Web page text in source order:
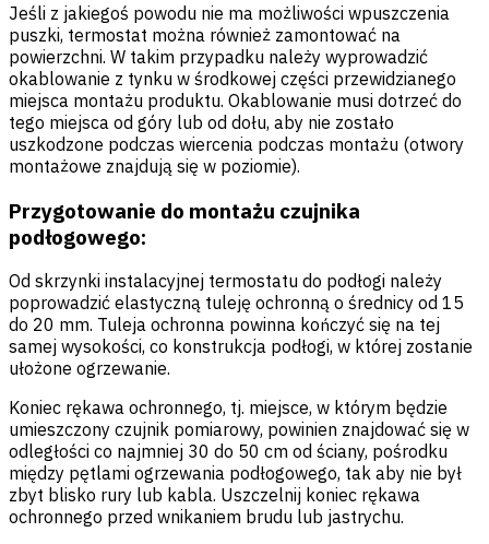
Jeśli z jakiegoś powodu nie ma możliwości wpuszczenia
puszki, termostat można również zamontować na
powierzchni. W takim przypadku należy wyprowadzić
okablowanie z tynku w środkowej części przewidzianego
miejsca montażu produktu. Okablowanie musi dotrzeć do
tego miejsca od góry lub od dołu, aby nie zostało
uszkodzone podczas wiercenia podczas montażu (otwory
montażowe znajdują się w poziomie).
Przygotowanie do montażu czujnika
podłogowego:
Od skrzynki instalacyjnej termostatu do podłogi należy
poprowadzić elastyczną tuleję ochronną o średnicy od 15
do 20 mm. Tuleja ochronna powinna kończyć się na tej
samej wysokości, co konstrukcja podłogi, w której zostanie
ułożone ogrzewanie.
Koniec rękawa ochronnego, tj. miejsce, w którym będzie
umieszczony czujnik pomiarowy, powinien znajdować się w
odległości co najmniej 30 do 50 cm od ściany, pośrodku
między pętlami ogrzewania podłogowego, tak aby nie był
zbyt blisko rury lub kabla. Uszczelnij koniec rękawa
ochronnego przed wnikaniem brudu lub jastrychu.